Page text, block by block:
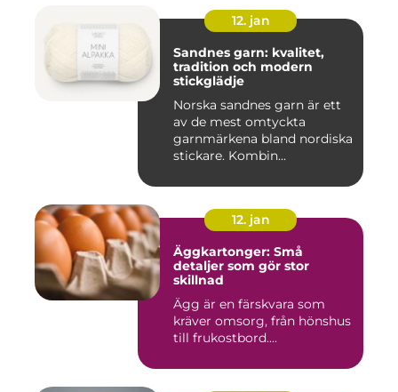
12. jan
Sandnes garn: kvalitet,
tradition och modern
stickglädje
Norska sandnes garn är ett
av de mest omtyckta
garnmärkena bland nordiska
stickare. Kombin...
12. jan
Äggkartonger: Små
detaljer som gör stor
skillnad
Ägg är en färskvara som
kräver omsorg, från hönshus
till frukostbord....